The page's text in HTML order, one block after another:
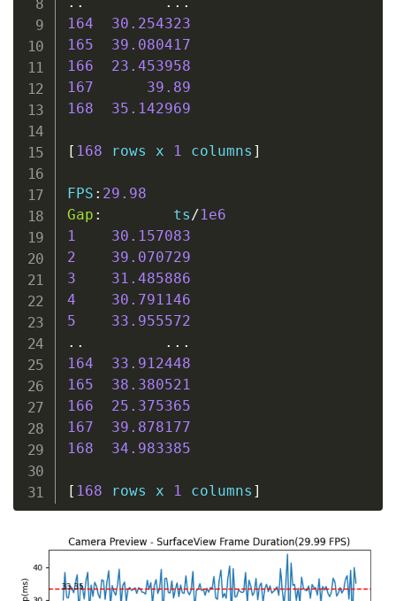
164
30.254323
165
39.080417
166
23.453958
167
39.89
168
35.142969
[ 168 rows x 1 columns ]
FPS : 29.98
Gap :
        ts
/1e6
1
30.157083
2
39.070729
3
31.485886
4
30.791146
5
33.955572
..
.. .
164
33.912448
165
38.380521
166
25.375365
167
39.878177
168
34.983385
[ 168 rows x 1 columns ]